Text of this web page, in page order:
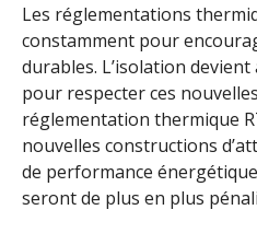
Les réglementations
constamment pour
durables. L’isolation
pour respecter ces
réglementation thermique
nouvelles constructions
de performance
seront de plus en plus